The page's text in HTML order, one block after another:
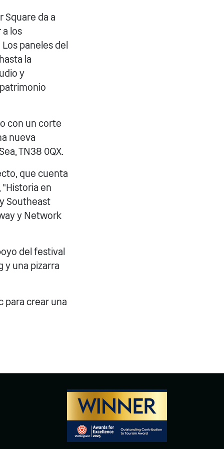
Square da a
los
paneles del
la
y
con un corte
nueva
TN38 0QX.
que cuenta
en
Southeast
y Network
del festival
y una pizarra
para crear una